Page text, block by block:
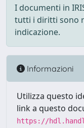
I documenti in
tutti i diritti sono
indicazione.
Informazioni
Utilizza questo
link a questo
https://